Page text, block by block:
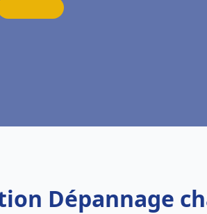
Dépannage